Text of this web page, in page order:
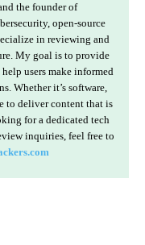
the founder of
open-source
in reviewing and
My goal is to provide
users make informed
Whether it’s software,
to deliver content that is
for a dedicated tech
inquiries, feel free to